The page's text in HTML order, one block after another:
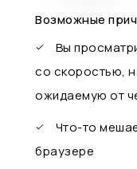
Возможные
Вы
со скоростью,
ожидаемую от
Что-то
браузере